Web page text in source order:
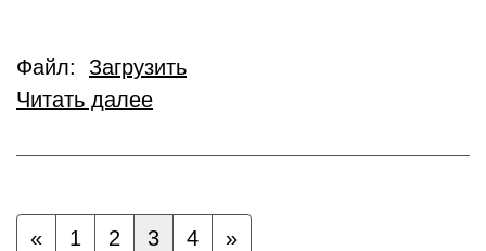
Файл: Загрузить
Читать далее
« 1 2 3 4 »